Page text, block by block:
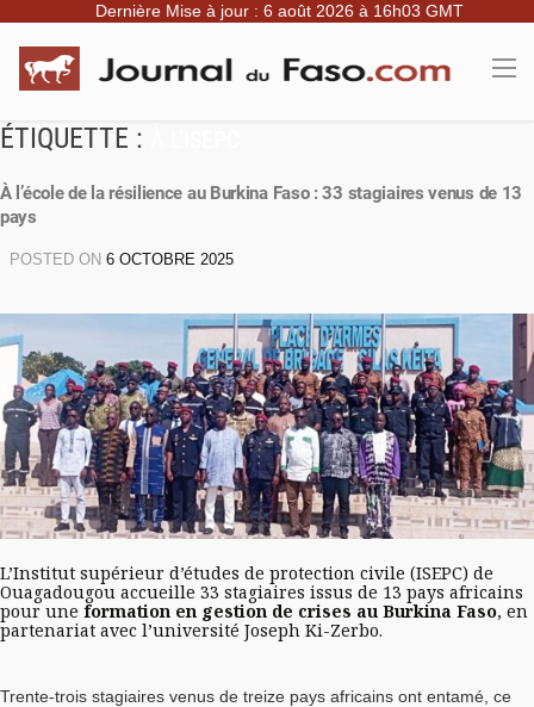
Dernière Mise à jour : 6 août 2026 à 16h03 GMT
ÉTIQUETTE :
À l’école de la résilience au Burkina Faso : 33 stagiaires venus de 13
pays
POSTED ON 6 OCTOBRE 2025
L’Institut supérieur d’études de protection civile (ISEPC) de
Ouagadougou accueille 33 stagiaires issus de 13 pays africains
pour une formation en gestion de crises au Burkina Faso, en
partenariat avec l’université Joseph Ki-Zerbo.
Trente-trois stagiaires venus de treize pays africains ont entamé, ce